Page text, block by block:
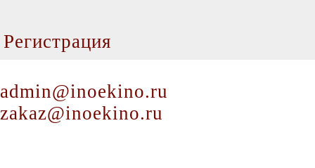
Регистрация
admin@inoekino.ru
zakaz@inoekino.ru